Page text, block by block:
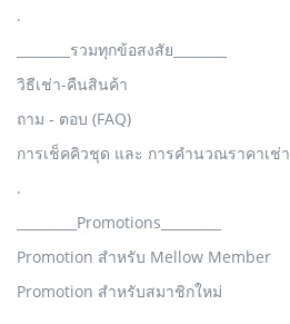
.
________รวมทุกข้อสงสัย________
วิธีเช่า-คืนสินค้า
ถาม - ตอบ (FAQ)
การเช็คคิวชุด และ การคำนวณราคาเช่า
.
_________Promotions_________
Promotion สำหรับ Mellow Member
Promotion สำหรับสมาชิกใหม่